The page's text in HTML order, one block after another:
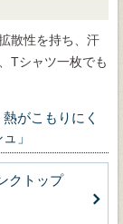
散性を持ち、汗
Tシャツ一枚でも
がこもりにく
」
クトップ